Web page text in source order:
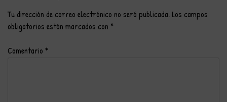
Tu dirección de correo electrónico no será publicada. Los campos
obligatorios están marcados con *
Comentario *